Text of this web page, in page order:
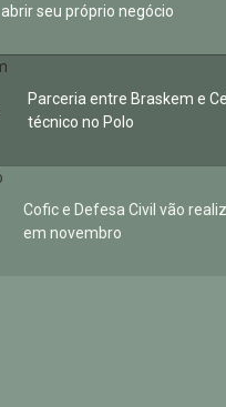
abrir seu próprio negócio
Parceria entre Braskem e
técnico no Polo
Cofic e Defesa Civil vão
em novembro